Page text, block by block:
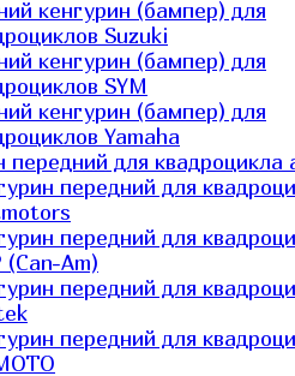
кенгурин (бампер) для
Suzuki
кенгурин (бампер) для
SYM
кенгурин (бампер) для
Yamaha
передний для квадроцикла
передний для
передний для
(Can-Am)
передний для
передний для